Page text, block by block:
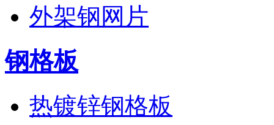
外架钢网片
钢格板
热镀锌钢格板